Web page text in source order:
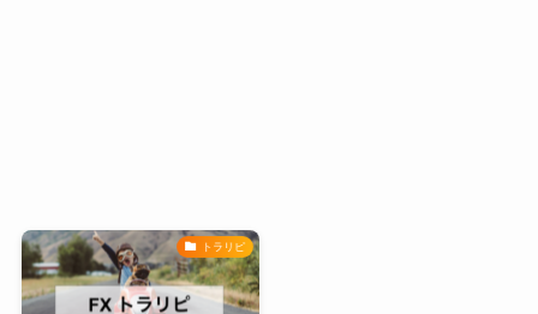
トラリピ